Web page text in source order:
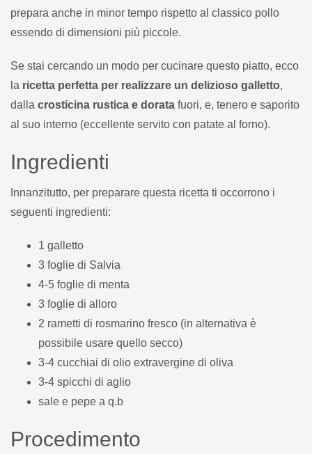
prepara anche in minor tempo rispetto al classico pollo
essendo di dimensioni più piccole.
Se stai cercando un modo per cucinare questo piatto, ecco
la ricetta perfetta per realizzare un delizioso galletto,
dalla crosticina rustica e dorata fuori, e, tenero e saporito
al suo interno (eccellente servito con patate al forno).
Ingredienti
Innanzitutto, per preparare questa ricetta ti occorrono i
seguenti ingredienti:
1 galletto
3 foglie di Salvia
4-5 foglie di menta
3 foglie di alloro
2 rametti di rosmarino fresco (in alternativa è
possibile usare quello secco)
3-4 cucchiai di olio extravergine di oliva
3-4 spicchi di aglio
sale e pepe a q.b
Procedimento